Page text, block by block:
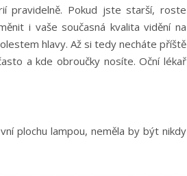
pravidelně. Pokud jste starší, roste
i vaše současná kvalita vidění na
hlavy. Až si tedy necháte příště
a kde obroučky nosíte. Oční lékař
plochu lampou, neměla by být nikdy